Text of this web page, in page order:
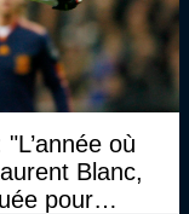
où
Blanc,
pour